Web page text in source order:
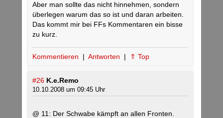
Aber man sollte das nicht hinnehmen, sondern
überlegen warum das so ist und daran arbeiten.
Das kommt mir bei FFs Kommentaren ein bisse
zu kurz.
Kommentieren | Antworten | ⇑ Top
#26 K.e.Remo
10.10.2008 um 09:45 Uhr
@ 11: Der Schwabe kämpft an allen Fronten.